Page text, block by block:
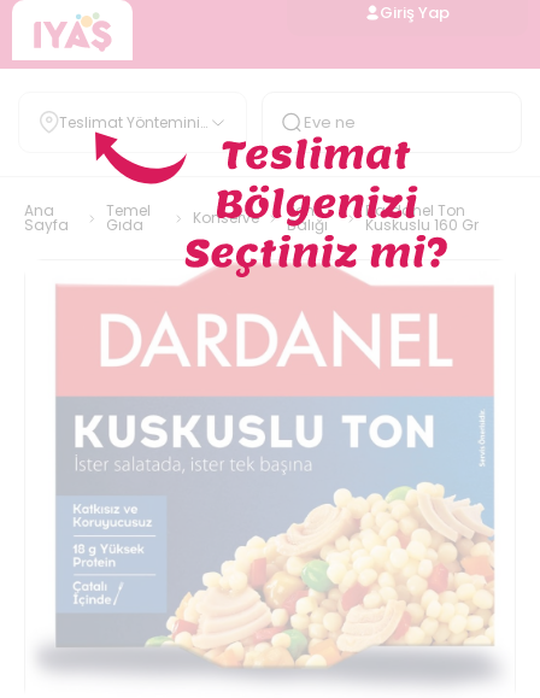
Giriş Yap
Teslimat Yöntemini
Belirle
Ana
Sayfa
Temel
Gıda Konserve Ton
Balığı
Dardanel Ton
Kuskuslu 160 Gr